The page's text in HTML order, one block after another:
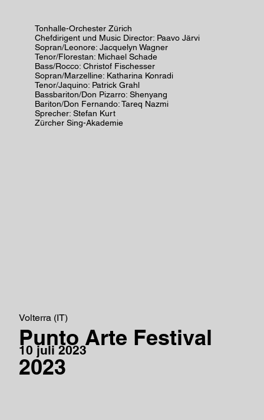
Tonhalle-Orchester Zürich
Chefdirigent und Music Director: Paavo Järvi
Sopran/Leonore: Jacquelyn Wagner
Tenor/Florestan: Michael Schade
Bass/Rocco: Christof Fischesser
Sopran/Marzelline: Katharina Konradi
Tenor/Jaquino: Patrick Grahl
Bassbariton/Don Pizarro: Shenyang
Bariton/Don Fernando: Tareq Nazmi
Sprecher: Stefan Kurt
Zürcher Sing-Akademie
Volterra (IT)
10 juli 2023
Punto Arte Festival
2023